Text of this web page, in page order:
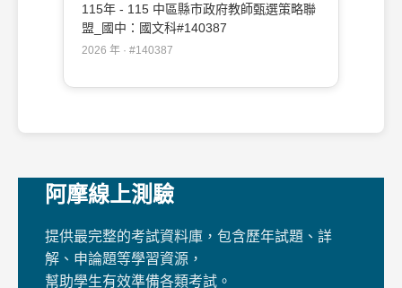
115年 - 115 中區縣市政府教師甄選策略聯
盟_國中：國文科#140387
2026 年 · #140387
阿摩線上測驗
提供最完整的考試資料庫，包含歷年試題、詳
解、申論題等學習資源，
幫助學生有效準備各類考試。